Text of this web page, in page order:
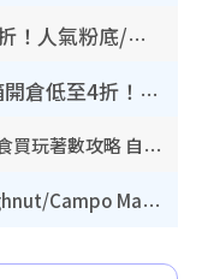
CHANEL美妝限時減價低至3折！人氣粉底/唇膏/精華液低至$275！COCO香水都有平
開倉優惠｜尖沙咀名牌行李箱開倉低至4折！一連5日 American Tourister/ace./Hallmark $200起！
【8月生日優惠2026】全港85大食買玩著數攻略 自助餐/火鍋放題同行免費＋誠品/DONKI送現金券
開倉優惠｜銅鑼灣時代廣場Doughnut/Campo Marzio開倉低至1折！背囊、書包、手袋劈價$200起